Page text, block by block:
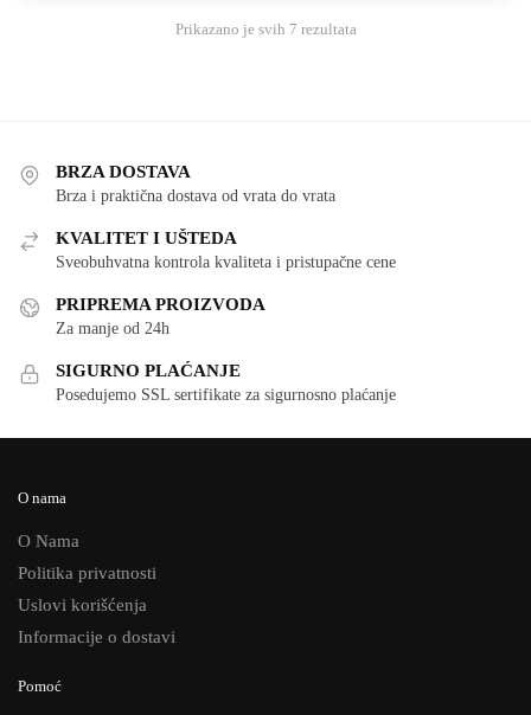
Prikazano je svih 7 rezultataSortirano
BRZA DOSTAVA
Brza i praktična dostava od vrata do vrata
KVALITET I UŠTEDA
Sveobuhvatna kontrola kvaliteta i pristupačne cene
PRIPREMA PROIZVODA
Za manje od 24h
SIGURNO PLAĆANJE
Posedujemo SSL sertifikate za sigurnosno plaćanje
O nama
O Nama
Politika privatnosti
Uslovi korišćenja
Informacije o dostavi
Pomoć